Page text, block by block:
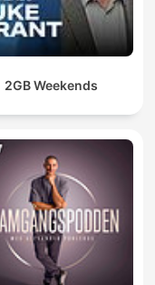
2GB Weekends